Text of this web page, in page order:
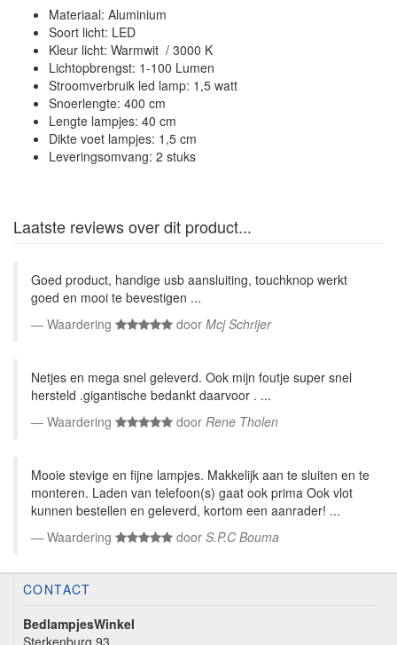
Materiaal: Aluminium
Soort licht: LED
Kleur licht: Warmwit / 3000 K
Lichtopbrengst: 1-100 Lumen
Stroomverbruik led lamp: 1,5 watt
Snoerlengte: 400 cm
Lengte lampjes: 40 cm
Dikte voet lampjes: 1,5 cm
Leveringsomvang: 2 stuks
Laatste reviews over dit product...
Goed product, handige usb aansluiting, touchknop werkt
goed en mooi te bevestigen ...
Waardering
door Mcj Schrijer
Netjes en mega snel geleverd. Ook mijn foutje super snel
hersteld .gigantische bedankt daarvoor . ...
Waardering
door Rene Tholen
Mooie stevige en fijne lampjes. Makkelijk aan te sluiten en te
monteren. Laden van telefoon(s) gaat ook prima Ook vlot
kunnen bestellen en geleverd, kortom een aanrader! ...
Waardering
door S.P.C Bouma
CONTACT
BedlampjesWinkel
Sterkenburg 93